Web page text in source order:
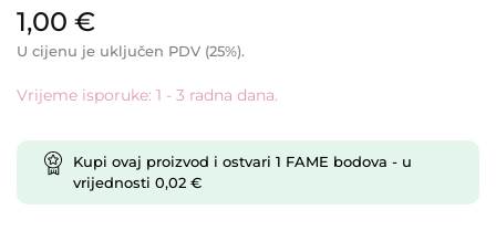
1,00 €
U cijenu je uključen PDV (25%).
Vrijeme isporuke: 1 - 3 radna dana.
Kupi ovaj proizvod i ostvari 1 FAME bodova - u
vrijednosti 0,02 €